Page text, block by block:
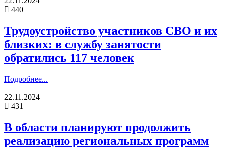
440
Трудоустройство участников СВО и их
близких: в службу занятости
обратились 117 человек
Подробнее...
22.11.2024
431
В области планируют продолжить
реализацию региональных программ